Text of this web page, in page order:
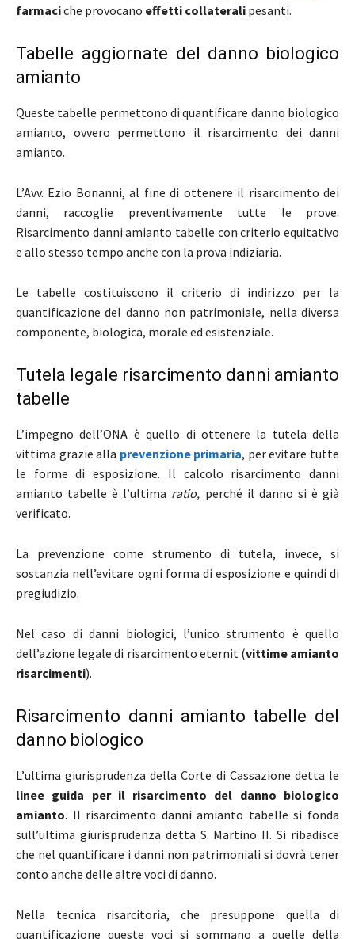
farmaciche provocano effetti collaterali pesanti.
Tabelle aggiornate del danno biologico
amianto
Queste tabelle permettono di quantificare danno biologico
amianto, ovvero permettono il risarcimento dei danni
amianto.
L’Avv. Ezio Bonanni, al fine di ottenere il risarcimento dei
danni, raccoglie preventivamente tutte le prove.
Risarcimento danni amianto tabelle con criterio equitativo
e allo stesso tempo anche con la prova indiziaria.
Le tabelle costituiscono il criterio di indirizzo per la
quantificazione del danno non patrimoniale, nella diversa
componente, biologica, morale ed esistenziale.
Tutela legale risarcimento danni amianto
tabelle
L’impegno dell’ONA è quello di ottenere la tutela della
vittima grazie alla prevenzione primaria, per evitare tutte
le forme di esposizione. Il calcolo risarcimento danni
amianto tabelle è l’ultima ratio, perché il danno si è già
verificato.
La prevenzione come strumento di tutela, invece, si
sostanzia nell’evitare ogni forma di esposizione e quindi di
pregiudizio.
Nel caso di danni biologici, l’unico strumento è quello
dell’azione legale di risarcimento eternit (vittime amianto
risarcimenti).
Risarcimento danni amianto tabelle del
danno biologico
L’ultima giurisprudenza della Corte di Cassazione detta le
linee guida per il risarcimento del danno biologico
amianto. Il risarcimento danni amianto tabelle si fonda
sull’ultima giurisprudenza detta S. Martino II. Si ribadisce
che nel quantificare i danni non patrimoniali si dovrà tener
conto anche delle altre voci di danno.
Nella tecnica risarcitoria, che presuppone quella di
quantificazione queste voci si sommano a quelle della